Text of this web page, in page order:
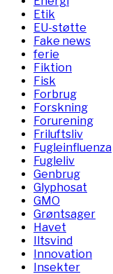
Etik
EU-støtte
Fake news
ferie
Fiktion
Fisk
Forbrug
Forskning
Forurening
Friluftsliv
Fugleinfluenza
Fugleliv
Genbrug
Glyphosat
GMO
Grøntsager
Havet
Iltsvind
Innovation
Insekter